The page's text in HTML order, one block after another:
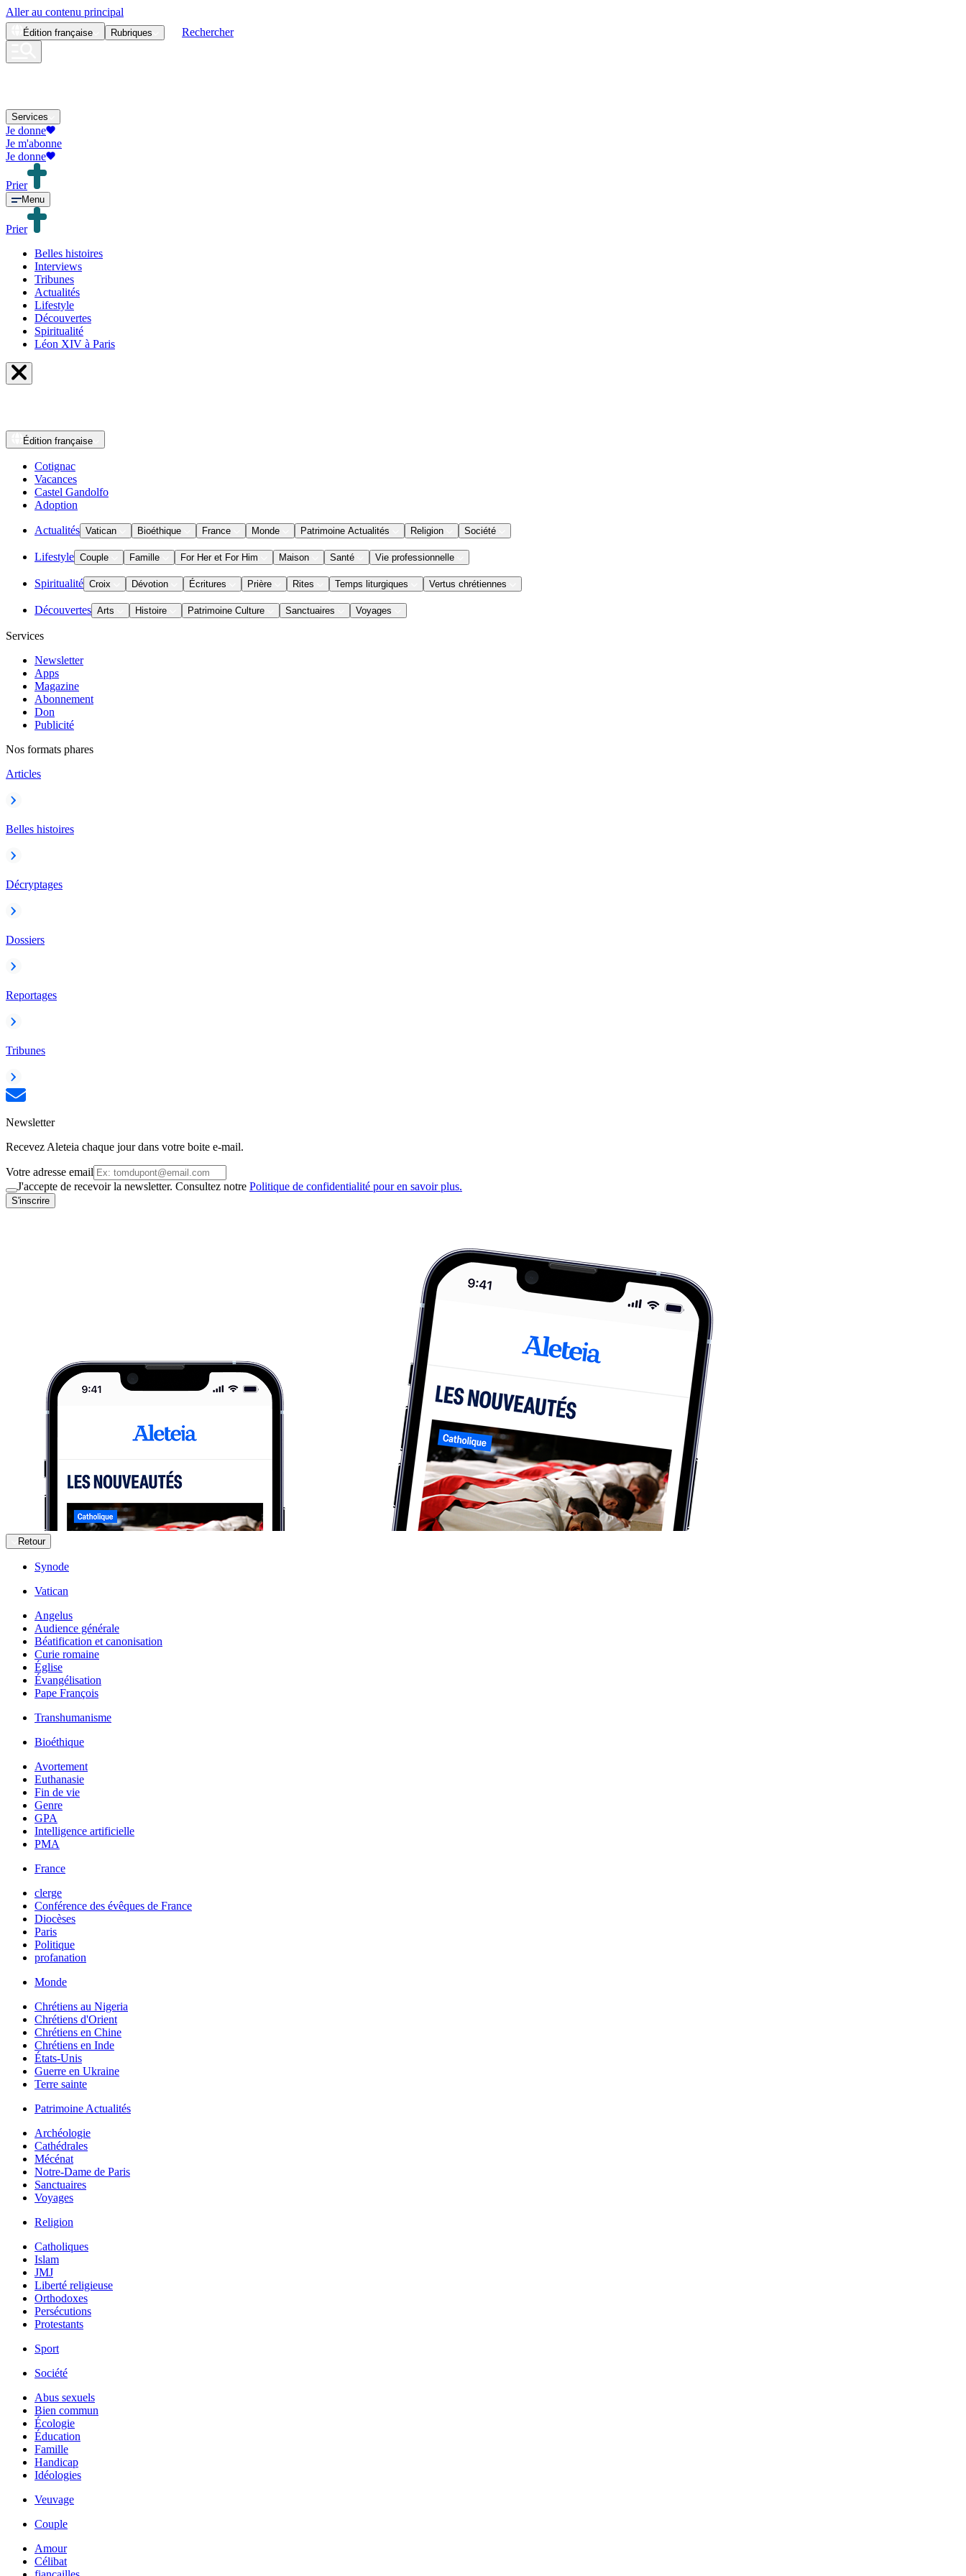
Aller au contenu principal
Édition française Rubriques Rechercher
Services
Je donne
Je m'abonne
Je donne
Prier
Menu
Prier
Belles histoires
Interviews
Tribunes
Actualités
Lifestyle
Découvertes
Spiritualité
Léon XIV à Paris
Édition française
Cotignac
Vacances
Castel Gandolfo
Adoption
Actualités Vatican Bioéthique France Monde Patrimoine Actualités Religion Société
Lifestyle Couple Famille For Her et For Him Maison Santé Vie professionnelle
Spiritualité Croix Dévotion Écritures Prière Rites Temps liturgiques Vertus chrétiennes
Découvertes Arts Histoire Patrimoine Culture Sanctuaires Voyages
Services
Newsletter
Apps
Magazine
Abonnement
Don
Publicité
Nos formats phares
Articles
Belles histoires
Décryptages
Dossiers
Reportages
Tribunes
Newsletter
Recevez Aleteia chaque jour dans votre boite e-mail.
Votre adresse email
J'accepte de recevoir la newsletter. Consultez notre Politique de confidentialité pour en savoir plus.
S'inscrire
Retour
Synode
Vatican
Angelus
Audience générale
Béatification et canonisation
Curie romaine
Église
Évangélisation
Pape François
Transhumanisme
Bioéthique
Avortement
Euthanasie
Fin de vie
Genre
GPA
Intelligence artificielle
PMA
France
clerge
Conférence des évêques de France
Diocèses
Paris
Politique
profanation
Monde
Chrétiens au Nigeria
Chrétiens d'Orient
Chrétiens en Chine
Chrétiens en Inde
États-Unis
Guerre en Ukraine
Terre sainte
Patrimoine Actualités
Archéologie
Cathédrales
Mécénat
Notre-Dame de Paris
Sanctuaires
Voyages
Religion
Catholiques
Islam
JMJ
Liberté religieuse
Orthodoxes
Persécutions
Protestants
Sport
Société
Abus sexuels
Bien commun
Écologie
Éducation
Famille
Handicap
Idéologies
Veuvage
Couple
Amour
Célibat